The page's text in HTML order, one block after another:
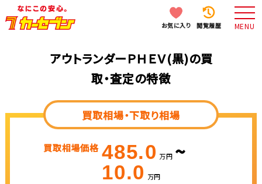
お気に入り 閲覧履歴 MENU
アウトランダーＰＨＥＶ(黒)の買
取・査定の特徴
買取相場・下取り相場
買取相場価格 485.0 万円 ~
10.0 万円